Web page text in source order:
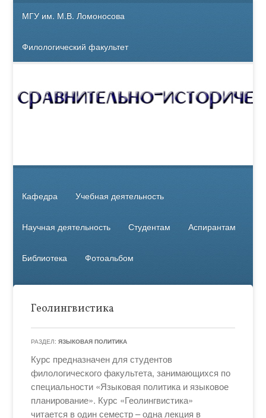
МГУ им. М.В. Ломоносова
Филологический факультет
Кафедра Учебная деятельность
Научная деятельность Студентам Аспирантам
Библиотека Фотоальбом
Геолингвистика
РАЗДЕЛ:ЯЗЫКОВАЯ ПОЛИТИКА
Курс предназначен для студентов
филологического факультета, занимающихся по
специальности «Языковая политика и языковое
планирование». Курс «Геолингвистика»
читается в один семестр – одна лекция в